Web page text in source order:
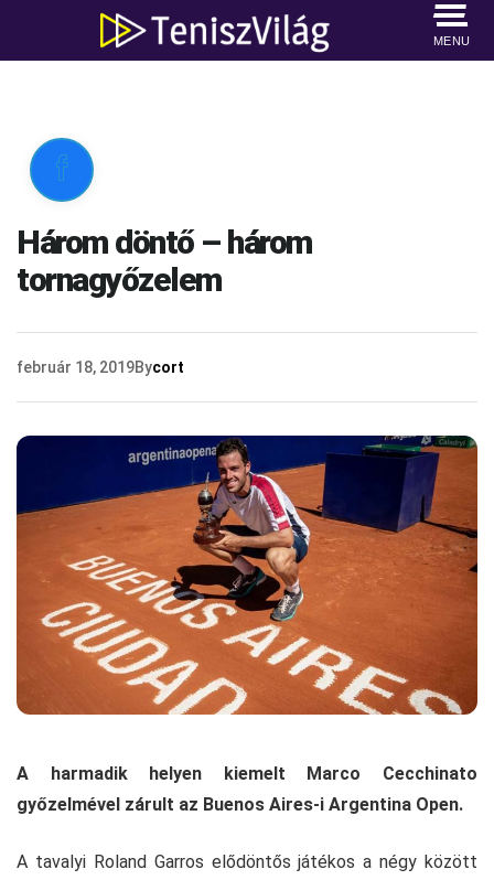
MENU

Három döntő – három
tornagyőzelem
február 18, 2019Bycort
A harmadik helyen kiemelt Marco Cecchinato
győzelmével zárult az Buenos Aires-i Argentina Open.
A tavalyi Roland Garros elődöntős játékos a négy között